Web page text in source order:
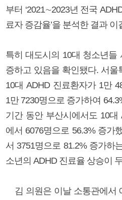
부터 ‘2021∼2023년 전국
료자 증감율’을 분석한 결과
특히 대도시의 10대 청소년들
증하고 있음을 확인됐다. 서울
10대 ADHD 진료환자가 1만
1만 7230명으로 증가하여
기간 동안 부산시에서도 10대
에서 6076명으로 56.3% 증가
서 3751명으로 81.2% 증가하
소년의 ADHD 진료율 상승이
김 의원은 이날 소통관에서